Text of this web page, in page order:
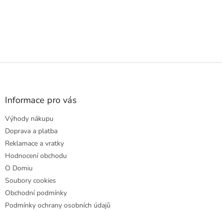
Z
Informace pro vás
Výhody nákupu
Doprava a platba
Reklamace a vratky
Hodnocení obchodu
O Domiu
Soubory cookies
Obchodní podmínky
Podmínky ochrany osobních údajů